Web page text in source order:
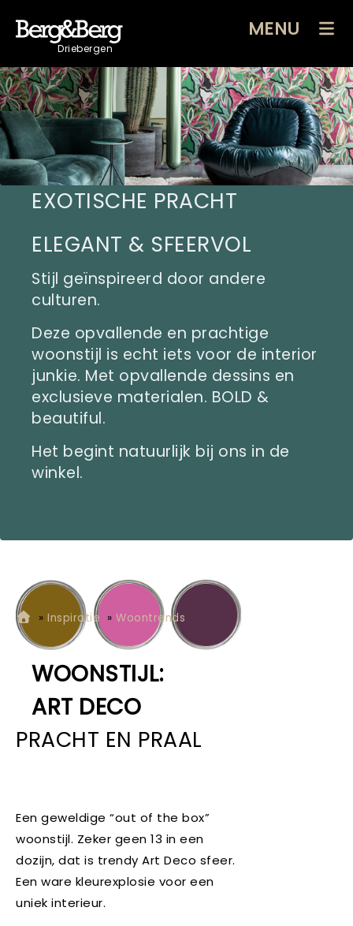
Driebergen
MENU
»Inspiratie »Woontrends
EXOTISCHE PRACHT
ELEGANT & SFEERVOL
Stijl geïnspireerd door andere
culturen.
Deze opvallende en prachtige
woonstijl is echt iets voor de interior
junkie. Met opvallende dessins en
exclusieve materialen. BOLD &
beautiful.
Het begint natuurlijk bij ons in de
winkel.
WOONSTIJL:
ART DECO
PRACHT EN PRAAL
Een geweldige “out of the box”
woonstijl. Zeker geen 13 in een
dozijn, dat is trendy Art Deco sfeer.
Een ware kleurexplosie voor een
uniek interieur.